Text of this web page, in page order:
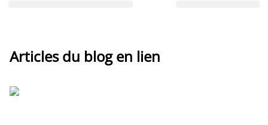
Articles du blog en lien